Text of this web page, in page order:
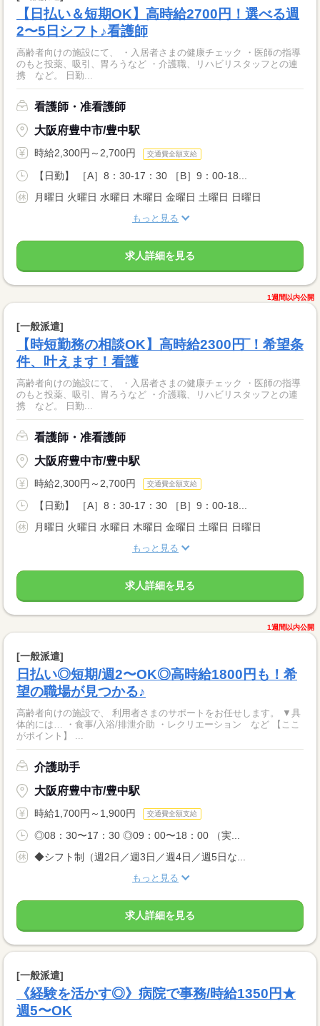
【日払い＆短期OK】高時給2700円！選べる週
2〜5日シフト♪看護師
高齢者向けの施設にて、 ・入居者さまの健康チェック ・医師の指導
のもと投薬、吸引、胃ろうなど ・介護職、リハビリスタッフとの連
携 など。 日勤...
看護師・准看護師
大阪府豊中市/豊中駅
時給2,300円～2,700円 交通費全額支給
【日勤】 ［A］8：30-17：30 ［B］9：00-18...
月曜日 火曜日 水曜日 木曜日 金曜日 土曜日 日曜日
もっと見る
求人詳細を見る
1週間以内公開
[一般派遣]
【時短勤務の相談OK】高時給2300円‾！希望条
件、叶えます！看護
高齢者向けの施設にて、 ・入居者さまの健康チェック ・医師の指導
のもと投薬、吸引、胃ろうなど ・介護職、リハビリスタッフとの連
携 など。 日勤...
看護師・准看護師
大阪府豊中市/豊中駅
時給2,300円～2,700円 交通費全額支給
【日勤】 ［A］8：30-17：30 ［B］9：00-18...
月曜日 火曜日 水曜日 木曜日 金曜日 土曜日 日曜日
もっと見る
求人詳細を見る
1週間以内公開
[一般派遣]
日払い◎短期/週2〜OK◎高時給1800円も！希
望の職場が見つかる♪
高齢者向けの施設で、 利用者さまのサポートをお任せします。 ▼具
体的には… ・食事/入浴/排泄介助 ・レクリエーション など 【ここ
がポイント】 ...
介護助手
大阪府豊中市/豊中駅
時給1,700円～1,900円 交通費全額支給
◎08：30〜17：30 ◎09：00〜18：00 （実...
◆シフト制（週2日／週3日／週4日／週5日な...
もっと見る
求人詳細を見る
[一般派遣]
《経験を活かす◎》病院で事務/時給1350円★
週5〜OK